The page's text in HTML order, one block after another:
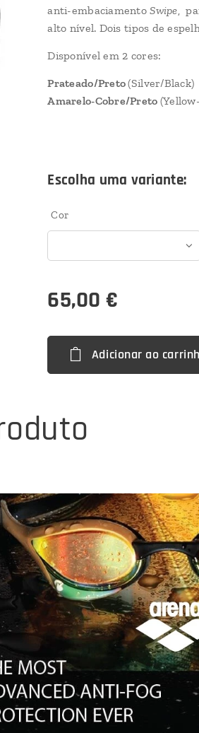
anti-embaciamentoSwipe,
alto nível. Dois tipos de
Disponível em 2 cores:
Prateado/Preto(Silver/Black)
Amarelo-Cobre/Preto
Escolha uma variante:
Cor
65,00 €
Adicionar ao